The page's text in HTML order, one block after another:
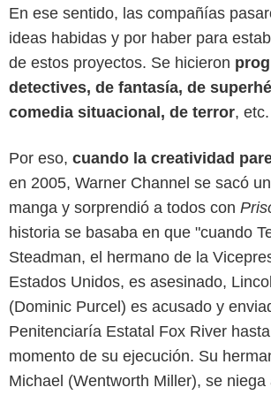
En ese sentido, las compañías
ideas habidas y por haber para
de estos proyectos. Se hicieron
detectives, de fantasía, de
comedia situacional, de terror, etc.
Por eso, cuando la creatividad
en 2005, Warner Channel se sacó
manga y sorprendió a todos con
historia se basaba en que "cuando
Steadman, el hermano de la
Estados Unidos, es asesinado,
(Dominic Purcel) es acusado y
Penitenciaría Estatal Fox River
momento de su ejecución. Su
Michael (Wentworth Miller), se